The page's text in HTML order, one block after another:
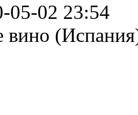
05-02 23:54
вино